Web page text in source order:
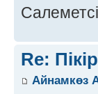
Re:
Айнамкөз